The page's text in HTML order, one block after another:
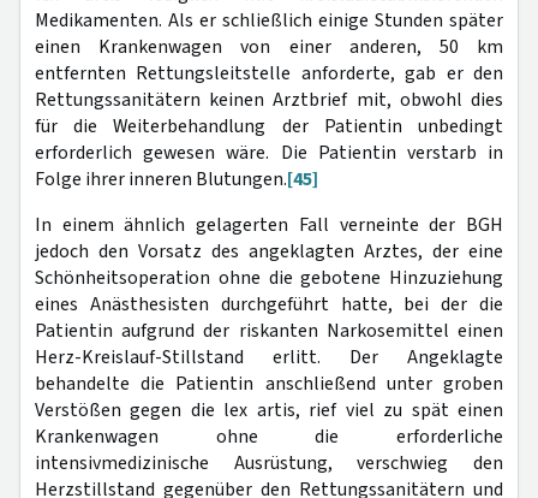
Medikamenten. Als er schließlich einige Stunden später
einen Krankenwagen von einer anderen, 50 km
entfernten Rettungsleitstelle anforderte, gab er den
Rettungssanitätern keinen Arztbrief mit, obwohl dies
für die Weiterbehandlung der Patientin unbedingt
erforderlich gewesen wäre. Die Patientin verstarb in
Folge ihrer inneren Blutungen.[45]
In einem ähnlich gelagerten Fall verneinte der BGH
jedoch den Vorsatz des angeklagten Arztes, der eine
Schönheitsoperation ohne die gebotene Hinzuziehung
eines Anästhesisten durchgeführt hatte, bei der die
Patientin aufgrund der riskanten Narkosemittel einen
Herz-Kreislauf-Stillstand erlitt. Der Angeklagte
behandelte die Patientin anschließend unter groben
Verstößen gegen die lex artis, rief viel zu spät einen
Krankenwagen ohne die erforderliche
intensivmedizinische Ausrüstung, verschwieg den
Herzstillstand gegenüber den Rettungssanitätern und